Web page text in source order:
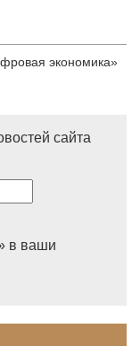
экономика»
сайта
в ваши